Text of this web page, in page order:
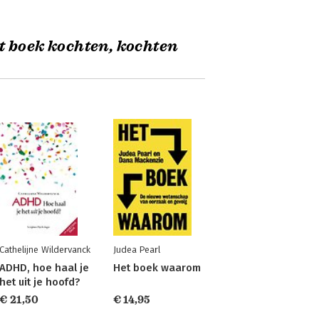
boek kochten, kochten
Cathelijne Wildervanck
ADHD, hoe haal je
het uit je hoofd?
€ 21,50
Judea Pearl
Het boek waarom
€ 14,95